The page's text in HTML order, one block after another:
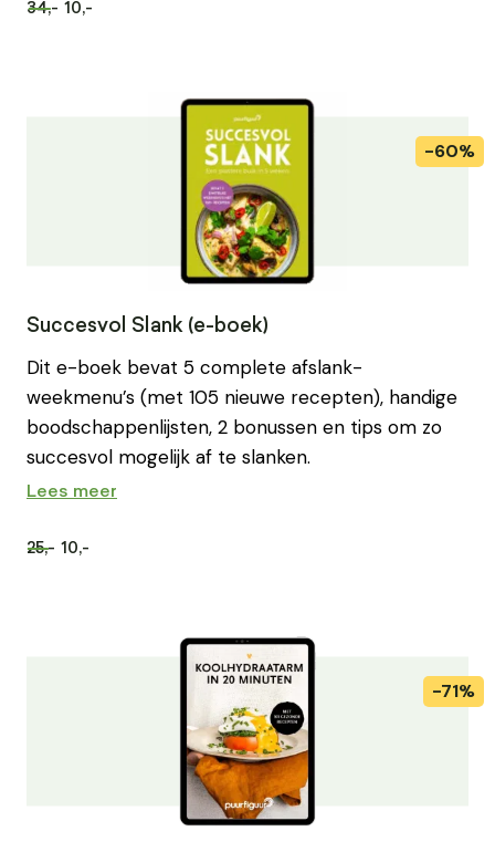
34,- 10,-
Succesvol Slank (e-boek)
Dit e-boek bevat 5 complete afslank-
weekmenu’s (met 105 nieuwe recepten), handige
boodschappenlijsten, 2 bonussen en tips om zo
succesvol mogelijk af te slanken.
Lees meer
25,- 10,-